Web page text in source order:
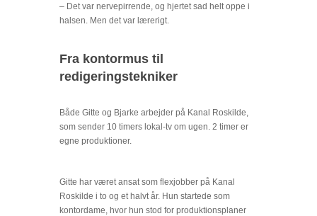
– Det var nervepirrende, og hjertet sad helt oppe i
halsen. Men det var lærerigt.
Fra kontormus til
redigeringstekniker
Både Gitte og Bjarke arbejder på Kanal Roskilde,
som sender 10 timers lokal-tv om ugen. 2 timer er
egne produktioner.
Gitte har været ansat som flexjobber på Kanal
Roskilde i to og et halvt år. Hun startede som
kontordame, hvor hun stod for produktionsplaner